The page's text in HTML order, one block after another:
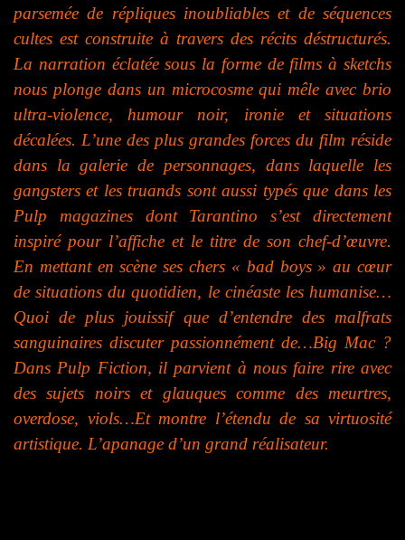
parsemée de répliques inoubliables et de séquences
cultes est construite à travers des récits déstructurés.
La narration éclatée sous la forme de films à sketchs
nous plonge dans un microcosme qui mêle avec brio
ultra-violence, humour noir, ironie et situations
décalées. L’une des plus grandes forces du film réside
dans la galerie de personnages, dans laquelle les
gangsters et les truands sont aussi typés que dans les
Pulp magazines dont Tarantino s’est directement
inspiré pour l’affiche et le titre de son chef-d’œuvre.
En mettant en scène ses chers « bad boys » au cœur
de situations du quotidien, le cinéaste les humanise…
Quoi de plus jouissif que d’entendre des malfrats
sanguinaires discuter passionnément de…Big Mac ?
Dans Pulp Fiction, il parvient à nous faire rire avec
des sujets noirs et glauques comme des meurtres,
overdose, viols…Et montre l’étendu de sa virtuosité
artistique. L’apanage d’un grand réalisateur.